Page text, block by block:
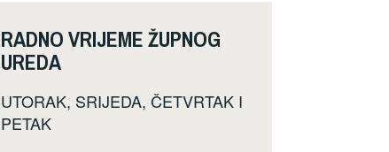
RADNO VRIJEME ŽUPNOG
UREDA
UTORAK, SRIJEDA, ČETVRTAK I
PETAK